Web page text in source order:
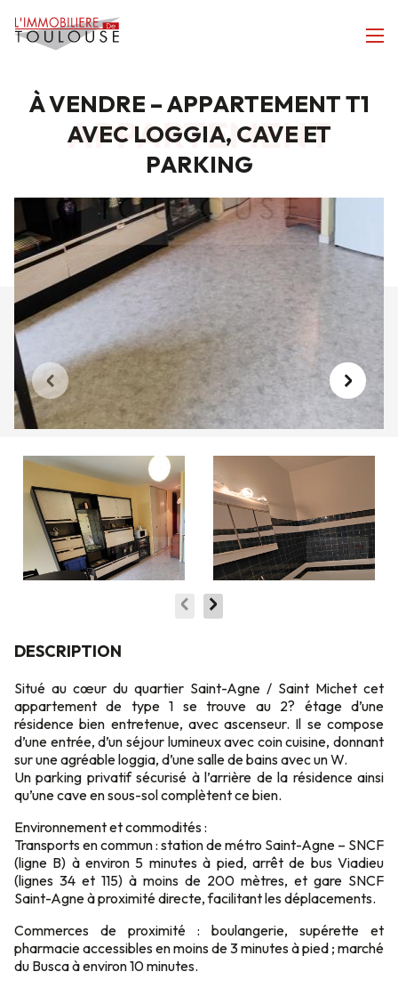
À VENDRE – APPARTEMENT T1
AVEC LOGGIA, CAVE ET
PARKING
APPARTEMENT
DESCRIPTION
Situé au cœur du quartier Saint-Agne / Saint Michet cet
appartement de type 1 se trouve au 2? étage d’une
résidence bien entretenue, avec ascenseur. Il se compose
d’une entrée, d’un séjour lumineux avec coin cuisine, donnant
sur une agréable loggia, d’une salle de bains avec un W.
Un parking privatif sécurisé à l’arrière de la résidence ainsi
qu’une cave en sous-sol complètent ce bien.
Environnement et commodités :
Transports en commun : station de métro Saint-Agne – SNCF
(ligne B) à environ 5 minutes à pied, arrêt de bus Viadieu
(lignes 34 et 115) à moins de 200 mètres, et gare SNCF
Saint-Agne à proximité directe, facilitant les déplacements.
Commerces de proximité : boulangerie, supérette et
pharmacie accessibles en moins de 3 minutes à pied ; marché
du Busca à environ 10 minutes.